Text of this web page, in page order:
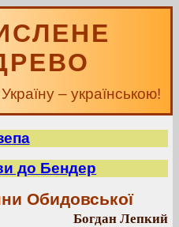
– українською!
до Бендер
Обидовської
Богдан Лепкий